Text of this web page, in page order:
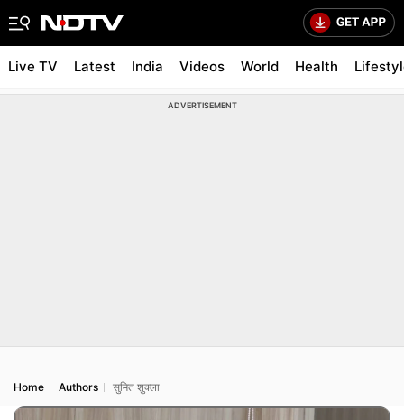
Live TV Latest India Videos World Health
ADVERTISEMENT
Home Authors सुमित शुक्ला